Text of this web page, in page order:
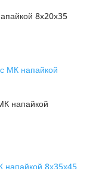
8х20х35
напайкой